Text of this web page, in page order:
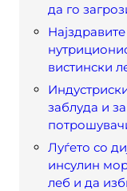
да го
вистински
заблуда и
Луѓето со
инсулин
леб и да